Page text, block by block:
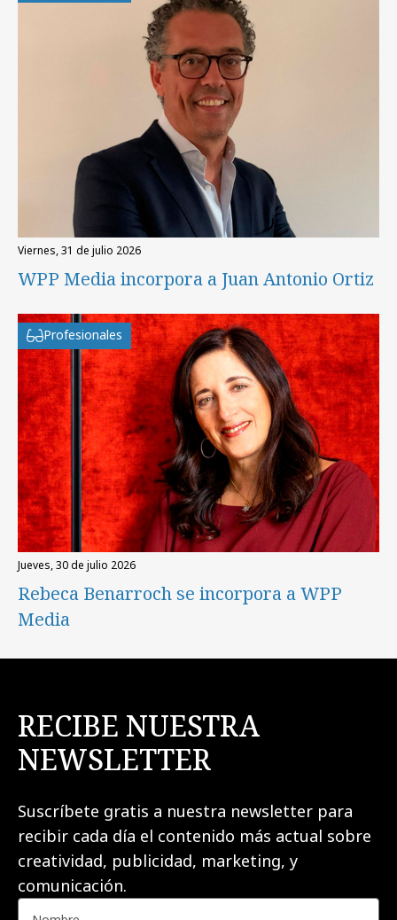
viernes, 31 de julio 2026
WPP Media incorpora a Juan Antonio Ortiz
Profesionales
jueves, 30 de julio 2026
Rebeca Benarroch se incorpora a WPP
Media
RECIBE NUESTRA
NEWSLETTER
Suscríbete gratis a nuestra newsletter para
recibir cada día el contenido más actual sobre
creatividad, publicidad, marketing, y
comunicación.